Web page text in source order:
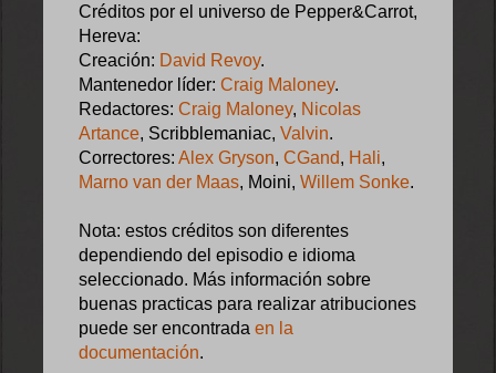
Créditos por el universo de Pepper&Carrot,
Hereva:
Creación: David Revoy.
Mantenedor líder: Craig Maloney.
Redactores: Craig Maloney, Nicolas
Artance, Scribblemaniac, Valvin.
Correctores: Alex Gryson, CGand, Hali,
Marno van der Maas, Moini, Willem Sonke.
Nota: estos créditos son diferentes
dependiendo del episodio e idioma
seleccionado. Más información sobre
buenas practicas para realizar atribuciones
puede ser encontrada en la
documentación.